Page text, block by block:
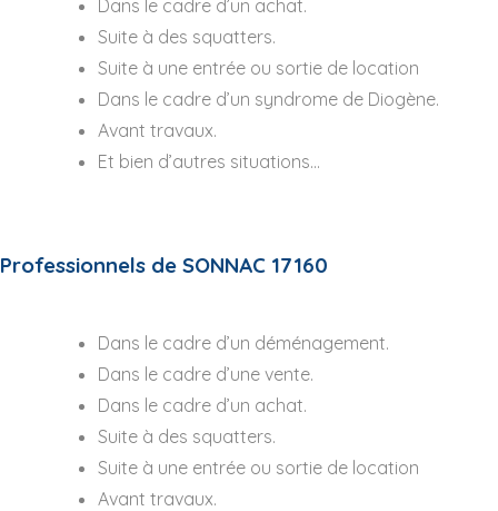
Dans le cadre d’un achat.
Suite à des squatters.
Suite à une entrée ou sortie de location
Dans le cadre d’un syndrome de Diogène.
Avant travaux.
Et bien d’autres situations…
Professionnels de SONNAC 17160
Dans le cadre d’un déménagement.
Dans le cadre d’une vente.
Dans le cadre d’un achat.
Suite à des squatters.
Suite à une entrée ou sortie de location
Avant travaux.